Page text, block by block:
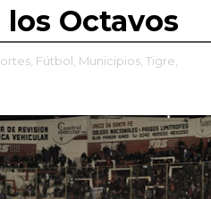
Octavos
Fútbol, Municipios, Tigre,